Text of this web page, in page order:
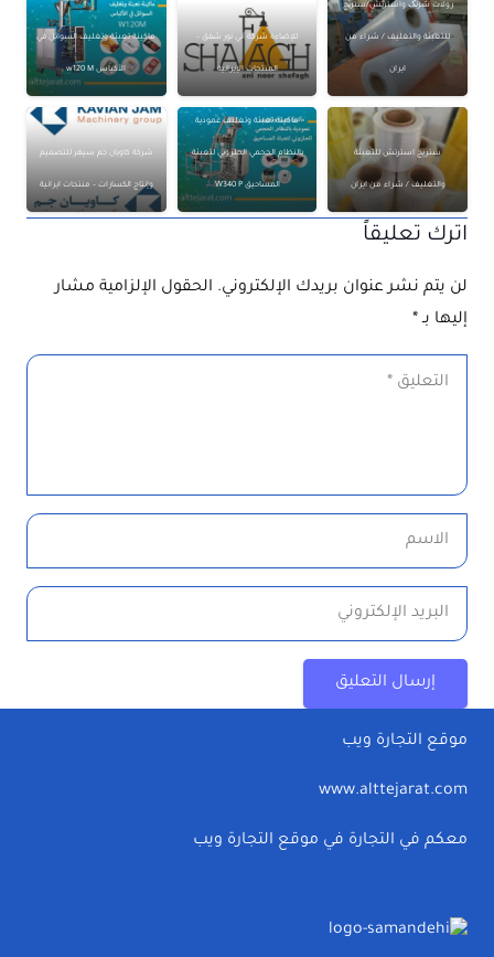
رولات شرنک واسترتش/ستریج
للتعبئة والتغليف / شراء من
ايران
للإضاءة شركة آني نور شفق –
المنتجات الإيرانية
ماكينة تعبئة وتغليف السوائل في
الأكياس w120 M
ستريج استرتش للتعبئة
والتغليف / شراء من ايران
ماكينة تعبئة وتغليف عمودية
بالنظام الحجمي الحلزوني لتعبئة
المساحيق W340 P
شركة كاويان جم سپهر للتصميم
وإنتاج الكسارات – منتجات ايرانية
اترك تعليقاً
لن يتم نشر عنوان بريدك الإلكتروني. الحقول الإلزامية مشار
إليها بـ*
إرسال التعليق
موقع التجارة ويب
www.alttejarat.com
معكم في التجارة في موقع التجارة ويب